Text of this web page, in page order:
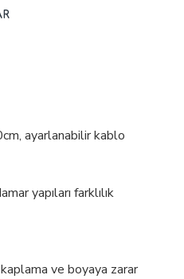
ayarlanabilir kablo
yapıları farklılık
ve boyaya zarar